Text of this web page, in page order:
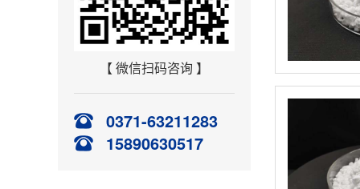
【 微信扫码咨询 】
0371-63211283
15890630517